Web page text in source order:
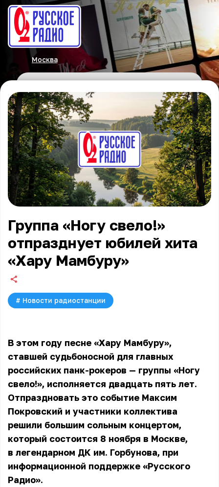
Москва
Группа «Ногу свело!»
отпразднует юбилей хита
«Хару Мамбуру»
# Новости радиостанции
В этом году песне «Хару Мамбуру»,
ставшей судьбоносной для главных
российских панк-рокеров — группы «Ногу
свело!», исполняется двадцать пять лет.
Отпраздновать это событие Максим
Покровский и участники коллектива
решили большим сольным концертом,
который состоится 8 ноября в Москве,
в легендарном ДК им. Горбунова, при
информационной поддержке «Русского
Радио».